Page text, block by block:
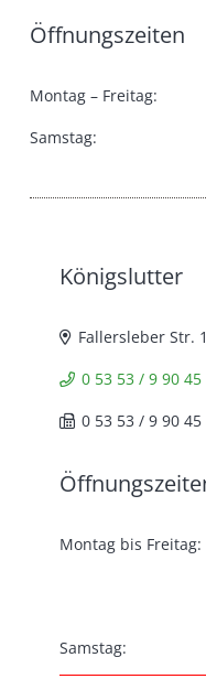
Öffnungszeiten
Montag – Freitag:
Samstag:
Königslutter
Fallersleber Str.
0 53 53 / 9 90 45
0 53 53 / 9 90 45
Montag bis Freitag:
Samstag: